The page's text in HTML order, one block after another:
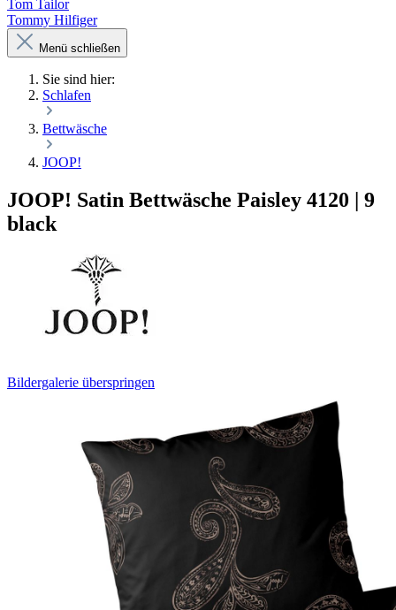
Tom Tailor
Tommy Hilfiger
Menü schließen
Sie sind hier:
Schlafen
Bettwäsche
JOOP!
JOOP! Satin Bettwäsche Paisley 4120 | 9
black
Bildergalerie überspringen